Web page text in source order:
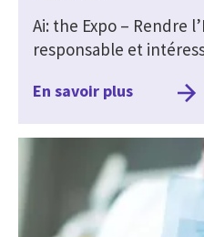
Ai: the Expo – Rendre
responsable et
En savoir plus